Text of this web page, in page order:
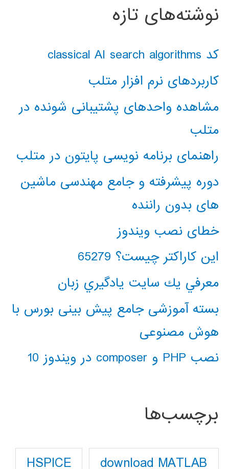
نوشته‌های تازه
کد classical AI search algorithms
کاربردهای نرم افزار متلب
مشاهده واحدهای پشتیبانی شونده در
متلب
راهنمای برنامه نویسی پایتون در متلب
دوره پیشرفته و جامع مهندسی ماشین
های بدون راننده
خطای نصب ویندوز
این کاراکتر چیست؟ 65279
معرفي يك سايت يادگيري زبان
بسته آموزشی جامع پیش بینی بورس با
هوش مصنوعی
نصب PHP و composer در ویندوز 10
برچسب‌ها
download MATLAB
HSPICE